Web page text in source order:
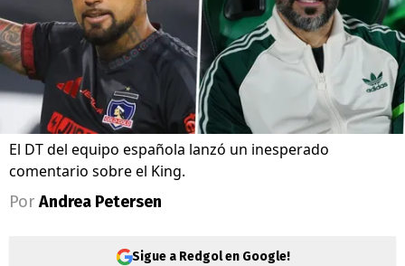
El DT del equipo española lanzó un inesperado
comentario sobre el King.
Por Andrea Petersen
Sigue a Redgol en Google!